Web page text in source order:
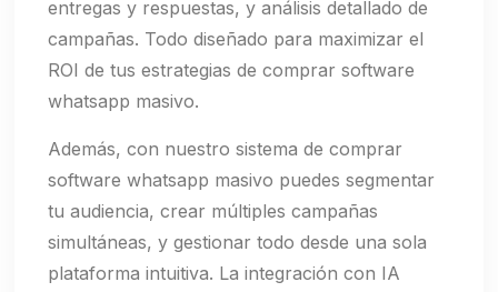
entregas y respuestas, y análisis detallado de
campañas. Todo diseñado para maximizar el
ROI de tus estrategias de comprar software
whatsapp masivo.
Además, con nuestro sistema de comprar
software whatsapp masivo puedes segmentar
tu audiencia, crear múltiples campañas
simultáneas, y gestionar todo desde una sola
plataforma intuitiva. La integración con IA